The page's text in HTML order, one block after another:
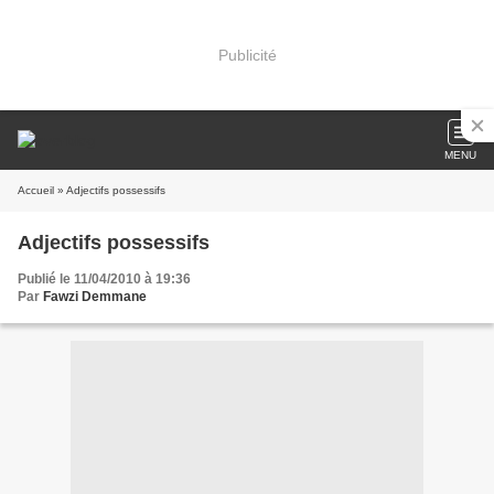
Publicité
MENU
Accueil » Adjectifs possessifs
Adjectifs possessifs
Publié le 11/04/2010 à 19:36
Par Fawzi Demmane